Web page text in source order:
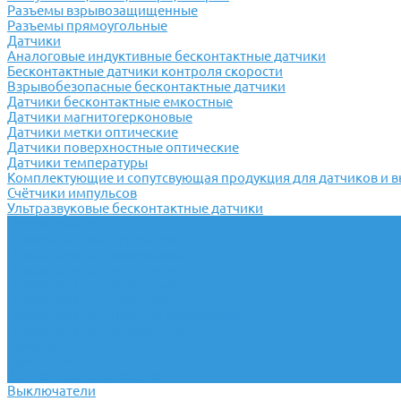
Разъемы взрывозащищенные
Разъемы прямоугольные
Датчики
Аналоговые индуктивные бесконтактные датчики
Бесконтактные датчики контроля скорости
Взрывобезопасные бесконтактные датчики
Датчики бесконтактные емкостные
Датчики магнитогерконовые
Датчики метки оптические
Датчики поверхностные оптические
Датчики температуры
Комплектующие и сопутсвующая продукция для датчиков и
Счётчики импульсов
Ультразвуковые бесконтактные датчики
Выключатели